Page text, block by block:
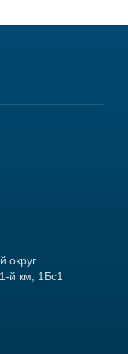
округ
й км, 1Бс1